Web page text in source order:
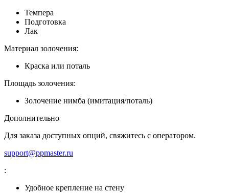
Темпера
Подготовка
Лак
Материал золочения:
Краска или поталь
Площадь золочения:
Золочение нимба (имитация/поталь)
Дополнительно
Для заказа доступных опций, свяжитесь с оператором.
support@ppmaster.ru
:
Удобное крепление на стену